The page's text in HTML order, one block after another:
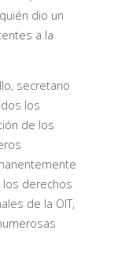
dio un
a la
secretario
los
de los
los derechos
de la OIT,